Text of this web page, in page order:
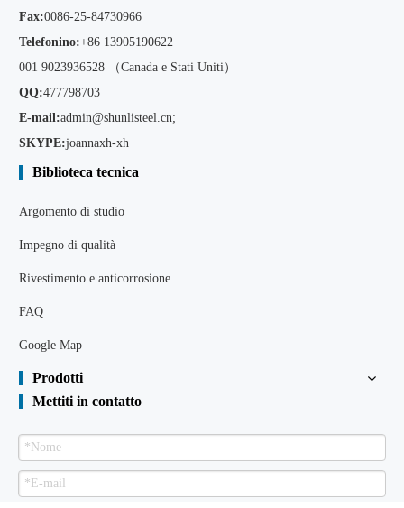
Fax:0086-25-84730966
Telefonino:+86 13905190622
001 9023936528 （Canada e Stati Uniti）
QQ:477798703
E-mail:admin@shunlisteel.cn;
SKYPE:joannaxh-xh
Biblioteca tecnica
Argomento di studio
Impegno di qualità
Rivestimento e anticorrosione
FAQ
Google Map
Prodotti
Mettiti in contatto